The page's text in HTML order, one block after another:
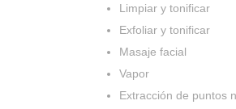
Limpiar y tonificar
Exfoliar y tonificar
Masaje facial
Vapor
Extracción de puntos